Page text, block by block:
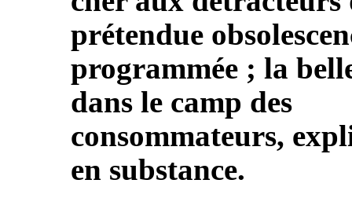
prétendue
programmée ; la
dans le camp des
consommateurs,
en substance.